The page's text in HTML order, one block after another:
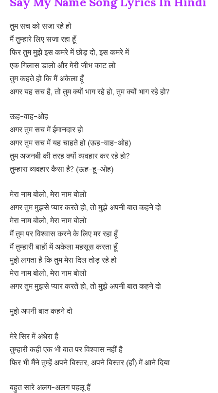
तुम सच को सजा रहे हो
मैं तुम्हारे लिए सजा रहा हूँ
फिर तुम मुझे इस कमरे में छोड़ दो, इस कमरे में
एक गिलास डालो और मेरी जीभ काट लो
तुम कहते हो कि मैं अकेला हूँ
अगर यह सच है, तो तुम क्यों भाग रहे हो, तुम क्यों भाग रहे हो?
ऊह-वाह-ओह
अगर तुम सच में ईमानदार हो
अगर तुम सच में यह चाहते हो (ऊह-वाह-ओह)
तुम अजनबी की तरह क्यों व्यवहार कर रहे हो?
तुम्हारा व्यवहार कैसा है? (ऊह-हू-ओह)
मेरा नाम बोलो, मेरा नाम बोलो
अगर तुम मुझसे प्यार करते हो, तो मुझे अपनी बात कहने दो
मेरा नाम बोलो, मेरा नाम बोलो
मैं तुम पर विश्वास करने के लिए मर रहा हूँ
मैं तुम्हारी बाहों में अकेला महसूस करता हूँ
मुझे लगता है कि तुम मेरा दिल तोड़ रहे हो
मेरा नाम बोलो, मेरा नाम बोलो
अगर तुम मुझसे प्यार करते हो, तो मुझे अपनी बात कहने दो
मुझे अपनी बात कहने दो
मेरे सिर में अंधेरा है
तुम्हारी कही एक भी बात पर विश्वास नहीं है
फिर भी मैंने तुम्हें अपने बिस्तर, अपने बिस्तर (हाँ) में आने दिया
बहुत सारे अलग-अलग पहलू हैं